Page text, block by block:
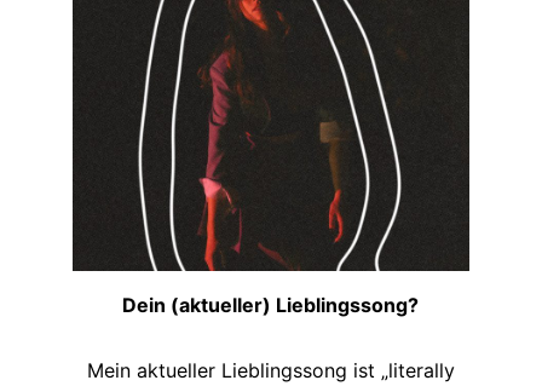
Dein (aktueller) Lieblingssong?
Mein aktueller Lieblingssong ist „literally